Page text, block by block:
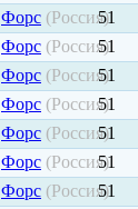
Форс (Россия)
51
Форс (Россия)
51
Форс (Россия)
51
Форс (Россия)
51
Форс (Россия)
51
Форс (Россия)
51
Форс (Россия)
51